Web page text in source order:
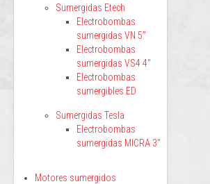
Sumergidas Etech
Electrobombas
sumergidas VN 5"
Electrobombas
sumergidas VS4 4"
Electrobombas
sumergibles ED
Sumergidas Tesla
Electrobombas
sumergidas MICRA 3"
Motores sumergidos